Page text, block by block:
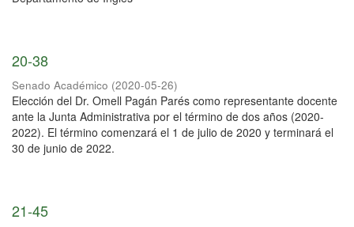
20-38
Senado Académico (2020-05-26)
Elección del Dr. Omell Pagán Parés como representante docente
ante la Junta Administrativa por el término de dos años (2020-
2022). El término comenzará el 1 de julio de 2020 y terminará el
30 de junio de 2022.
21-45